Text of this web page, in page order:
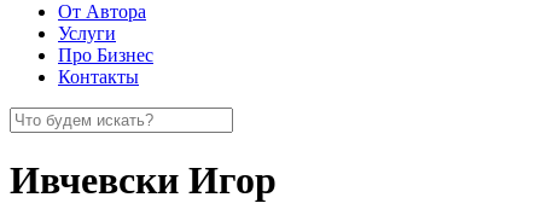
От Автора
Услуги
Про Бизнес
Контакты
Ивчевски Игор